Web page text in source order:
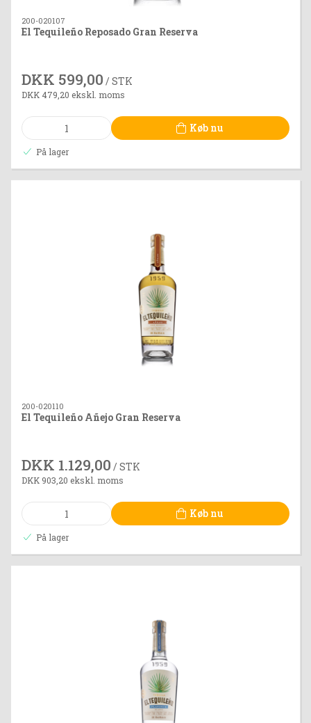
200-020107
El Tequileño Reposado Gran Reserva
DKK 599,00 / STK
DKK 479,20 ekskl. moms
Køb nu
På lager
200-020110
El Tequileño Añejo Gran Reserva
DKK 1.129,00 / STK
DKK 903,20 ekskl. moms
Køb nu
På lager